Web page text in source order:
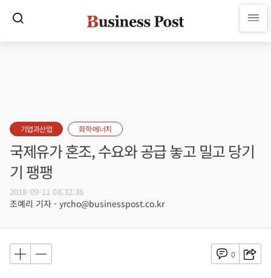
기업과산업 화학·에너지
국제유가 혼조, 수요와 공급 놓고 밀고 당기
기 팽팽
2018-09-11 08:32:36
조예리 기자 - yrcho@businesspost.co.kr
0